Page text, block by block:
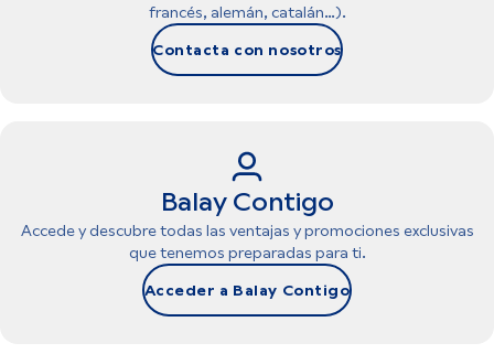
francés, alemán, catalán…).
Contacta con nosotros
Balay Contigo
Accede y descubre todas las ventajas y promociones exclusivas
que tenemos preparadas para ti.
Acceder a Balay Contigo